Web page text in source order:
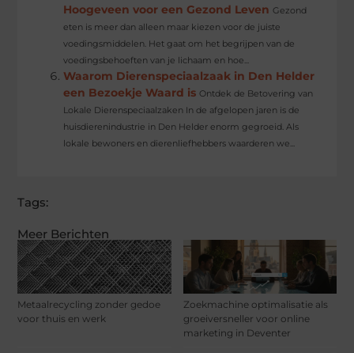
Meer Berichten
Metaalrecycling zonder gedoe
voor thuis en werk
Zoekmachine optimalisatie als
groeiversneller voor online
marketing in Deventer
Hoogeveen voor een Gezond Leven Gezond
eten is meer dan alleen maar kiezen voor de juiste
voedingsmiddelen. Het gaat om het begrijpen van de
voedingsbehoeften van je lichaam en hoe...
Waarom Dierenspeciaalzaak in Den Helder
een Bezoekje Waard is Ontdek de Betovering van
Lokale Dierenspeciaalzaken In de afgelopen jaren is de
huisdierenindustrie in Den Helder enorm gegroeid. Als
lokale bewoners en dierenliefhebbers waarderen we...
Tags: